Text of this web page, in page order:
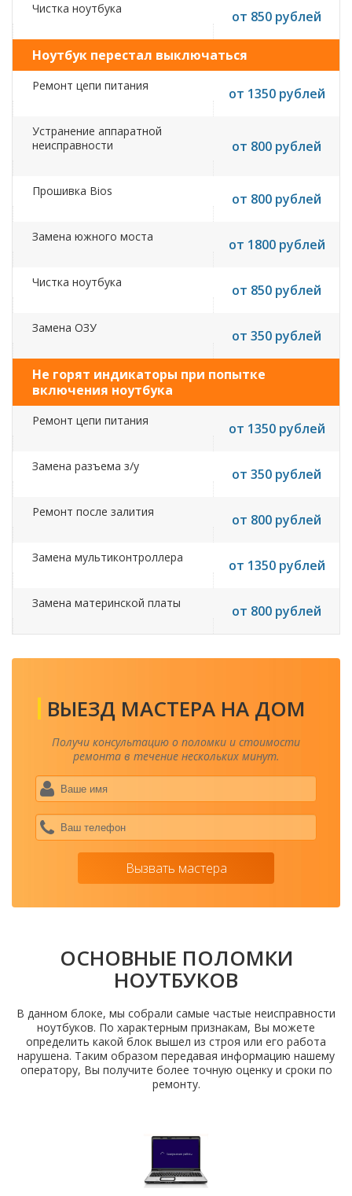
Чистка ноутбука от 850 рублей
Ноутбук перестал выключаться
Ремонт цепи питания от 1350 рублей
Устранение аппаратной
неисправности
от 800 рублей
Прошивка Bios от 800 рублей
Замена южного моста от 1800 рублей
Чистка ноутбука от 850 рублей
Замена ОЗУ от 350 рублей
Не горят индикаторы при попытке
включения ноутбука
Ремонт цепи питания от 1350 рублей
Замена разъема з/у от 350 рублей
Ремонт после залития от 800 рублей
Замена мультиконтроллера от 1350 рублей
Замена материнской платы от 800 рублей
ВЫЕЗД МАСТЕРА НА ДОМ
Получи консультацию о поломки и стоимости
ремонта в течение нескольких минут.
Вызвать мастера
ОСНОВНЫЕ ПОЛОМКИ
НОУТБУКОВ
В данном блоке, мы собрали самые частые неисправности
ноутбуков. По характерным признакам, Вы можете
определить какой блок вышел из строя или его работа
нарушена. Таким образом передавая информацию нашему
оператору, Вы получите более точную оценку и сроки по
ремонту.